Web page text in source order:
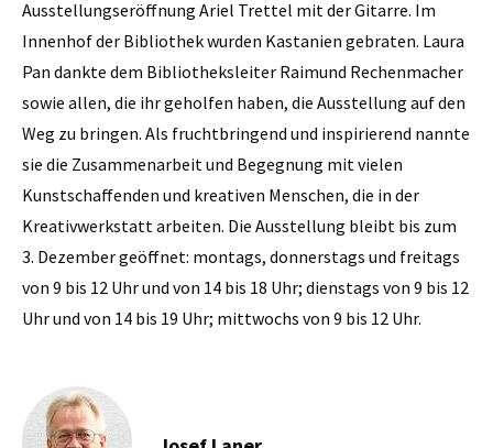
Ausstellungseröffnung Ariel Trettel mit der Gitarre. Im
Innenhof der Bibliothek wurden Kastanien gebraten. Laura
Pan dankte dem Bibliotheksleiter Raimund Rechenmacher
sowie allen, die ihr geholfen haben, die Ausstellung auf den
Weg zu bringen. Als fruchtbringend und inspirierend nannte
sie die Zusammenarbeit und Begegnung mit vielen
Kunstschaffenden und kreativen Menschen, die in der
Kreativwerkstatt arbeiten. Die Ausstellung bleibt bis zum
3. Dezember geöffnet: montags, donnerstags und freitags
von 9 bis 12 Uhr und von 14 bis 18 Uhr; dienstags von 9 bis 12
Uhr und von 14 bis 19 Uhr; mittwochs von 9 bis 12 Uhr.